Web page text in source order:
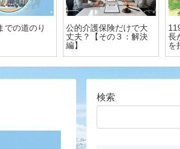
法定相続情報一覧図と
少し法律のはな
し・・・
検索